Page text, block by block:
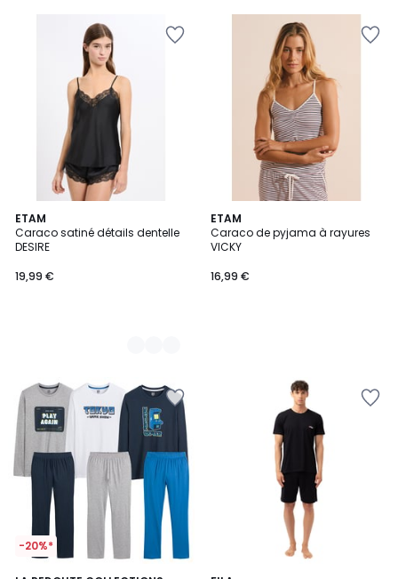
ETAM
Caraco satiné détails dentelle
DESIRE
19,99 €
7
Couleurs
ETAM
Caraco de pyjama à rayures
VICKY
16,99 €
-20%*